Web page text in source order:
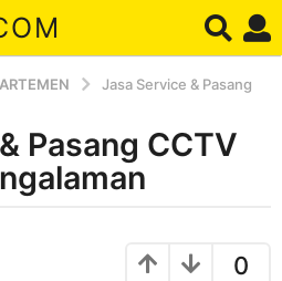
Jasa Service & Pasang
Pasang CCTV
0